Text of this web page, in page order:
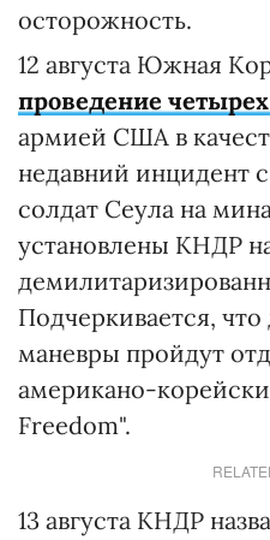
осторожность.
12 августа Южная
проведение
армией США в
недавний инцидент
солдат Сеула на
установлены КНДР
Подчеркивается,
маневры пройдут
американо-
Freedom".
13 августа КНДР